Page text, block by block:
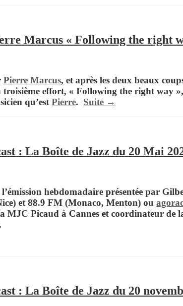
Marcus « Following the right
Pierre Marcus, et après les deux beaux
troisième effort, « Following the right way »
qu’est Pierre. Suite →
: La Boîte de Jazz du 20 Mai
l’émission hebdomadaire présentée par
et 88.9 FM (Monaco, Menton) ou
MJC Picaud à Cannes et coordinateur de
: La Boîte de Jazz du 20